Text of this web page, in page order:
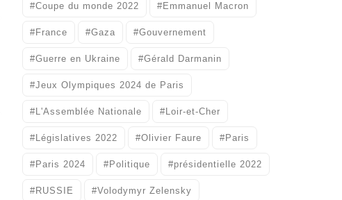
#Coupe du monde 2022 #Emmanuel Macron
#France #Gaza #Gouvernement
#Guerre en Ukraine #Gérald Darmanin
#Jeux Olympiques 2024 de Paris
#L'Assemblée Nationale #Loir-et-Cher
#Législatives 2022 #Olivier Faure #Paris
#Paris 2024 #Politique #présidentielle 2022
#RUSSIE #Volodymyr Zelensky